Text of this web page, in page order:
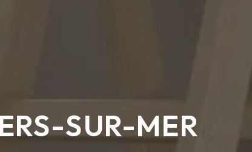
SUR-MER